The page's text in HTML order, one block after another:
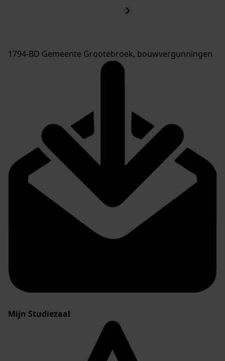
1794-BD Gemeente Grootebroek, bouwvergunningen
Mijn Studiezaal